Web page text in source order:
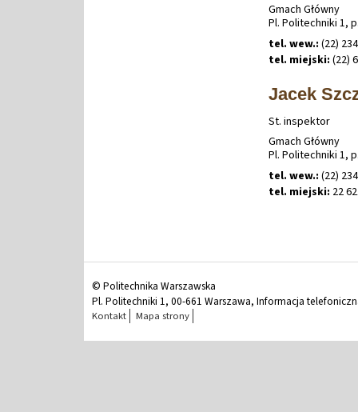
Gmach Główny
Pl. Politechniki 1,
tel. wew.: (22)
tel. miejski: (22)
Jacek
St. inspektor
Gmach Główny
Pl. Politechniki 1,
tel. wew.: (22)
tel. miejski: 22
© Politechnika Warszawska
Pl. Politechniki 1, 00-661 Warszawa, Informacja
Kontakt Mapa strony